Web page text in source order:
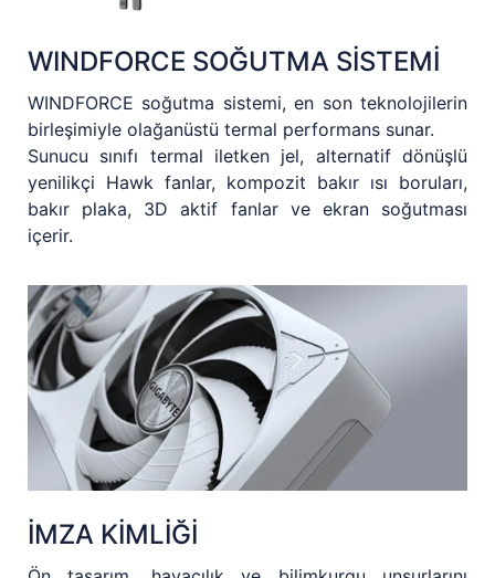
WINDFORCE SOĞUTMA SİSTEMİ
WINDFORCE soğutma sistemi, en son teknolojilerin
birleşimiyle olağanüstü termal performans sunar.
Sunucu sınıfı termal iletken jel, alternatif dönüşlü
yenilikçi Hawk fanlar, kompozit bakır ısı boruları,
bakır plaka, 3D aktif fanlar ve ekran soğutması
içerir.
İMZA KİMLİĞİ